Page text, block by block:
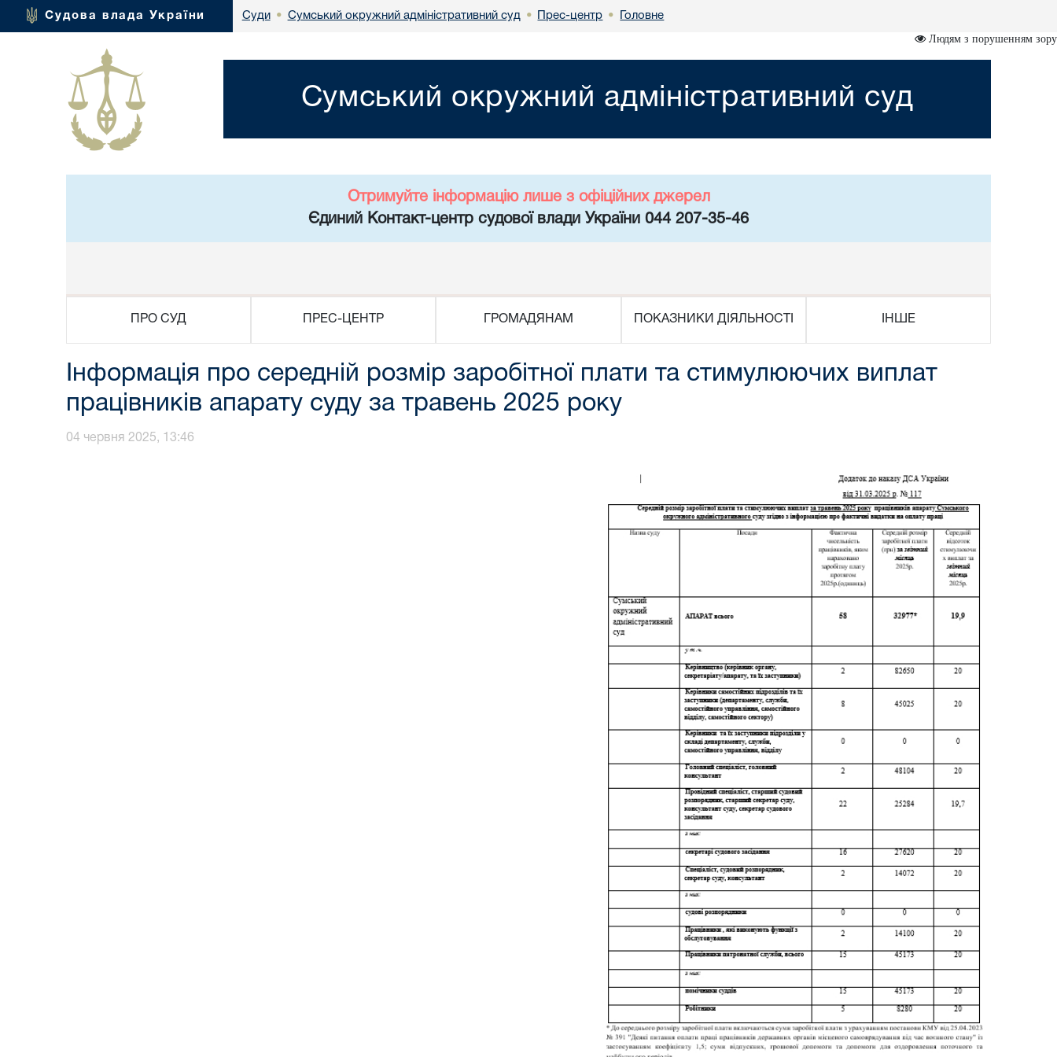
Судова влада України Суди • Сумський окружний адміністративний суд • Прес-центр • Головне
Людям з порушенням зору
Сумський окружний адміністративний суд
Отримуйте інформацію лише з офіційних джерел
Єдиний Контакт-центр судової влади України 044 207-35-46
ПРО СУД ПРЕС-ЦЕНТР ГРОМАДЯНАМ ПОКАЗНИКИ ДІЯЛЬНОСТІ ІНШЕ
Інформація про середній розмір заробітної плати та стимулюючих виплат
працівників апарату суду за травень 2025 року
04 червня 2025, 13:46